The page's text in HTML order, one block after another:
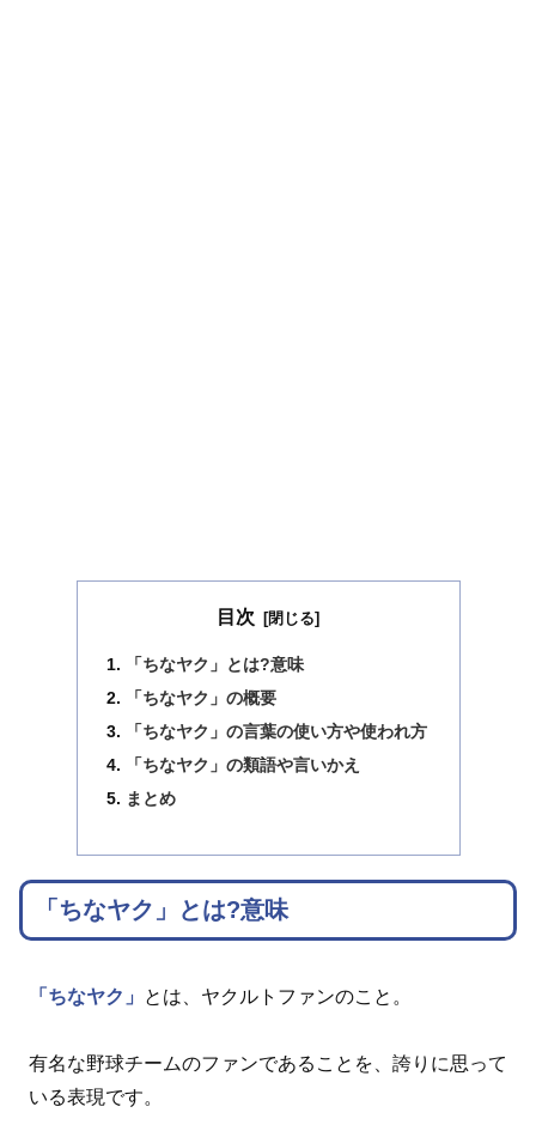
目次
「ちなヤク」とは?意味
「ちなヤク」の概要
「ちなヤク」の言葉の使い方や使われ方
「ちなヤク」の類語や言いかえ
まとめ
「ちなヤク」とは?意味
「ちなヤク」 とは、ヤクルトファンのこと。
有名な野球チームのファンであることを、誇りに思って
いる表現です。